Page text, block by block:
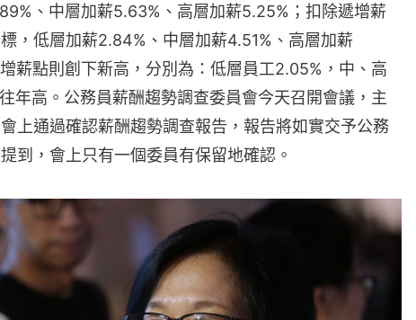
、中層加薪5.63%、高層加薪5.25%；扣除遞增薪
，低層加薪2.84%、中層加薪4.51%、高層加薪
薪點則創下新高，分別為：低層員工2.05%，中、高
往年高。公務員薪酬趨勢調查委員會今天召開會議，主
上通過確認薪酬趨勢調查報告，報告將如實交予公務
到，會上只有一個委員有保留地確認。